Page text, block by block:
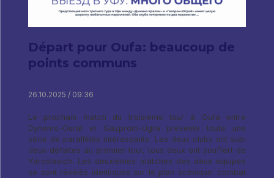
Départ pour Oufa: beaucoup de
points communs
26.10.2025 / 09:36
Le prochain match du troisième tour à Oufa entre
Dynamo-Oural et Gazprom-Ugra présente toute une
série de parallèles intéressants. Les deux clubs ont subi
deux défaites au premier tour, tous deux ont souffert de
Yaroslavich. Les deuxièmes matches des deux équipes
se sont révélés identiques sur le plan scénique: combat